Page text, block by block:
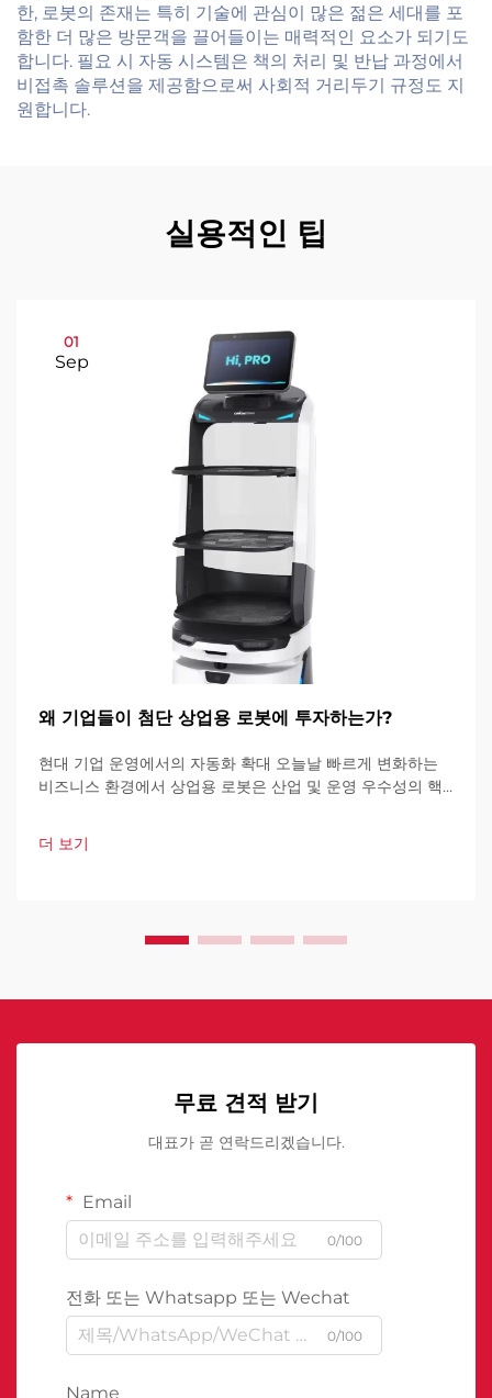
한, 로봇의 존재는 특히 기술에 관심이 많은 젊은 세대를 포
함한 더 많은 방문객을 끌어들이는 매력적인 요소가 되기도
합니다. 필요 시 자동 시스템은 책의 처리 및 반납 과정에서
비접촉 솔루션을 제공함으로써 사회적 거리두기 규정도 지
원합니다.
실용적인 팁
01
Sep
왜 기업들이 첨단 상업용 로봇에 투자하는가?
현대 기업 운영에서의 자동화 확대 오늘날 빠르게 변화하는
비즈니스 환경에서 상업용 로봇은 산업 및 운영 우수성의 핵
업이 운영 방식을 혁신하고 있습니다.
더 보기
무료 견적 받기
대표가 곧 연락드리겠습니다.
Email
0/100
전화 또는 Whatsapp 또는 Wechat
0/100
Name